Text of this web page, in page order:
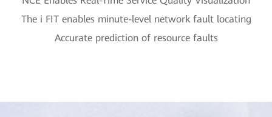
The i FIT enables minute-level network fault locating
Accurate prediction of resource faults